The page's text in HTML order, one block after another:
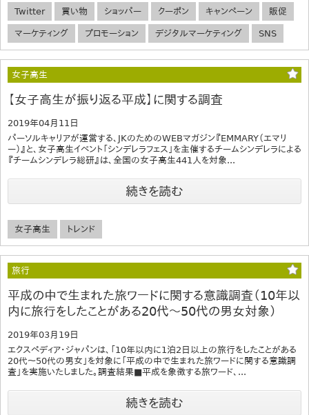
Twitter 買い物 ショッパー クーポン キャンペーン 販促
マーケティング プロモーション デジタルマーケティング SNS
女子高生
【女子高生が振り返る平成】に関する調査
2019年04月11日
パーソルキャリアが運営する、JKのためのWEBマガジン『EMMARY（エマリ
ー）』と、女子高生イベント「シンデレラフェス」を主催するチームシンデレラによる
『チームシンデレラ総研』は、全国の女子高生441人を対象...
続きを読む
女子高生 トレンド
旅行
平成の中で生まれた旅ワードに関する意識調査（10年以
内に旅行をしたことがある20代～50代の男女対象）
2019年03月19日
エクスペディア・ジャパンは、「10年以内に1泊2日以上の旅行をしたことがある
20代～50代の男女」を対象に「平成の中で生まれた旅ワードに関する意識調
査」を実施いたしました。調査結果■平成を象徴する旅ワード、...
続きを読む